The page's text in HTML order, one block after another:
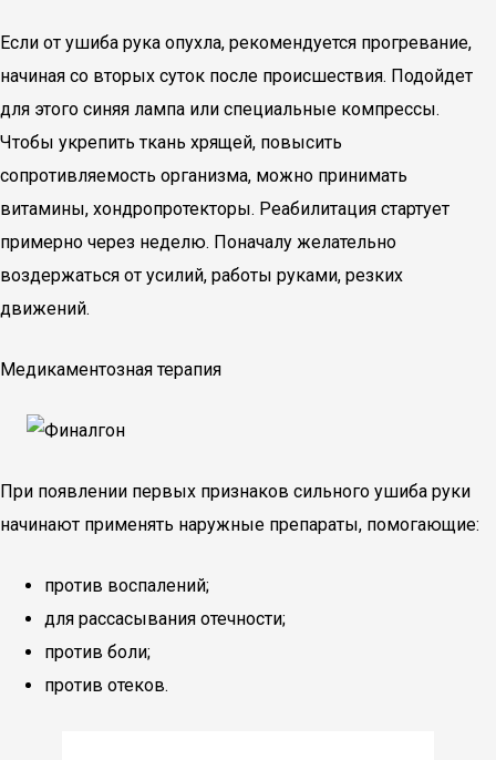
Если от ушиба рука опухла, рекомендуется прогревание,
начиная со вторых суток после происшествия. Подойдет
для этого синяя лампа или специальные компрессы.
Чтобы укрепить ткань хрящей, повысить
сопротивляемость организма, можно принимать
витамины, хондропротекторы. Реабилитация стартует
примерно через неделю. Поначалу желательно
воздержаться от усилий, работы руками, резких
движений.
Медикаментозная терапия
При появлении первых признаков сильного ушиба руки
начинают применять наружные препараты, помогающие:
против воспалений;
для рассасывания отечности;
против боли;
против отеков.